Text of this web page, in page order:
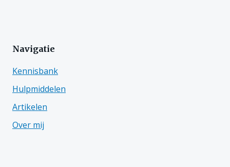
Navigatie
Kennisbank
Hulpmiddelen
Artikelen
Over mij